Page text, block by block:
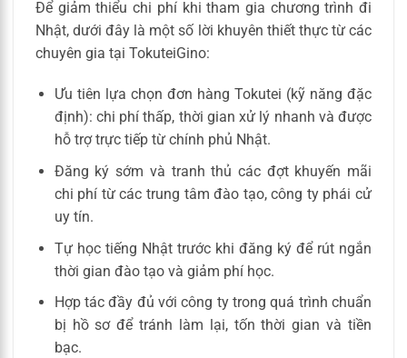
Để giảm thiểu chi phí khi tham gia chương trình đi
Nhật, dưới đây là một số lời khuyên thiết thực từ các
chuyên gia tại TokuteiGino:
Ưu tiên lựa chọn đơn hàng Tokutei (kỹ năng đặc
định): chi phí thấp, thời gian xử lý nhanh và được
hỗ trợ trực tiếp từ chính phủ Nhật.
Đăng ký sớm và tranh thủ các đợt khuyến mãi
chi phí từ các trung tâm đào tạo, công ty phái cử
uy tín.
Tự học tiếng Nhật trước khi đăng ký để rút ngắn
thời gian đào tạo và giảm phí học.
Hợp tác đầy đủ với công ty trong quá trình chuẩn
bị hồ sơ để tránh làm lại, tốn thời gian và tiền
bạc.